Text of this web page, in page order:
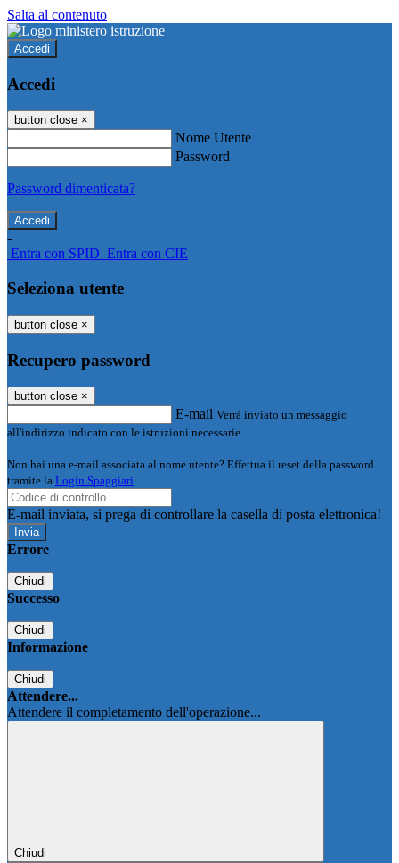
Salta al contenuto
Accedi
Accedi
button close ×
Nome Utente
Password
Password dimenticata?
-
Entra con SPID Entra con CIE
Seleziona utente
button close ×
Recupero password
button close ×
E-mail Verrà inviato un messaggio
all'indirizzo indicato con le istruzioni necessarie.
Non hai una e-mail associata al nome utente? Effettua il reset della password
tramite la Login Spaggiari
E-mail inviata, si prega di controllare la casella di posta elettronica!
Errore
Chiudi
Successo
Chiudi
Informazione
Chiudi
Attendere...
Attendere il completamento dell'operazione...
Chiudi